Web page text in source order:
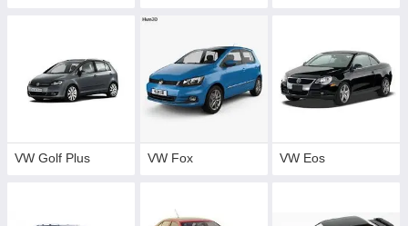
VW Golf Plus VW Fox VW Eos